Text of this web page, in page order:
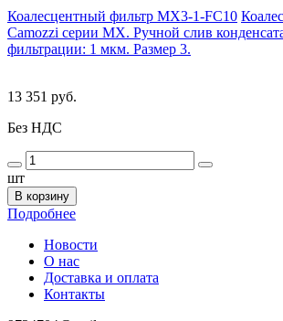
Коалесцентный фильтр MX3-1-FC10
Camozzi серии MX. Ручной слив
фильтрации: 1 мкм. Размер 3.
13 351 руб.
Без НДС
шт
В корзину
Подробнее
Новости
О нас
Доставка и оплата
Контакты